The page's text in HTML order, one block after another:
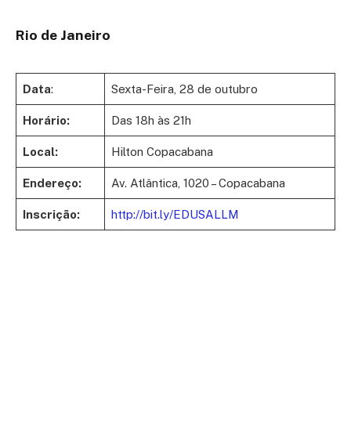
Rio de Janeiro
Data: Sexta-Feira, 28 de outubro
Horário: Das 18h às 21h
Local: Hilton Copacabana
Endereço: Av. Atlântica, 1020 – Copacabana
Inscrição: http://bit.ly/EDUSALLM